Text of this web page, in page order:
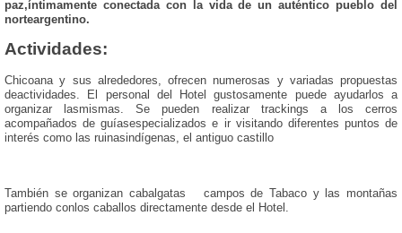
paz,íntimamente conectada con la vida de un auténtico pueblo del
norteargentino.
Actividades:
Chicoana y sus alrededores, ofrecen numerosas y variadas propuestas
deactividades. El personal del Hotel gustosamente puede ayudarlos a
organizar lasmismas. Se pueden realizar trackings a los cerros
acompañados de guíasespecializados e ir visitando diferentes puntos de
interés como las ruinasindígenas, el antiguo castillo
También se organizan cabalgatas campos de Tabaco y las montañas
partiendo conlos caballos directamente desde el Hotel.